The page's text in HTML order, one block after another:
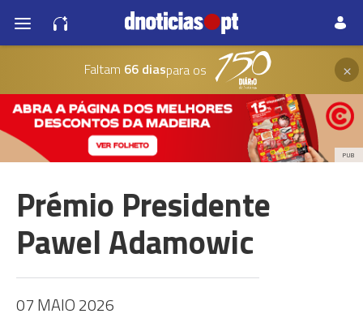
Faltam 66 diaspara os ×
PUB
Prémio Presidente
Pawel Adamowic
07 MAIO 2026